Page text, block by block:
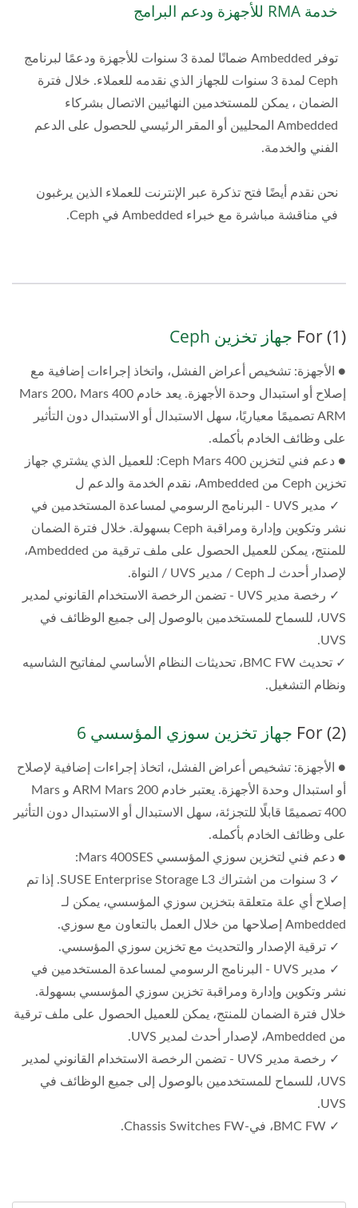
خدمة RMA للأجهزة ودعم البرامج
توفر Ambedded ضمانًا لمدة 3 سنوات للأجهزة ودعمًا لبرنامج
Ceph لمدة 3 سنوات للجهاز الذي نقدمه للعملاء. خلال فترة
الضمان ، يمكن للمستخدمين النهائيين الاتصال بشركاء
Ambedded المحليين أو المقر الرئيسي للحصول على الدعم
الفني والخدمة.
نحن نقدم أيضًا فتح تذكرة عبر الإنترنت للعملاء الذين يرغبون
في مناقشة مباشرة مع خبراء Ambedded في Ceph.
(1) For جهاز تخزين Ceph
● الأجهزة: تشخيص أعراض الفشل، واتخاذ إجراءات إضافية مع
إصلاح أو استبدال وحدة الأجهزة. يعد خادم Mars 200، Mars 400
ARM تصميمًا معياريًا، سهل الاستبدال أو الاستبدال دون التأثير
على وظائف الخادم بأكمله.
● دعم فني لتخزين Ceph Mars 400: للعميل الذي يشتري جهاز
تخزين Ceph من Ambedded، نقدم الخدمة والدعم ل
✓ مدير UVS - البرنامج الرسومي لمساعدة المستخدمين في
نشر وتكوين وإدارة ومراقبة Ceph بسهولة. خلال فترة الضمان
للمنتج، يمكن للعميل الحصول على ملف ترقية من Ambedded،
لإصدار أحدث لـ Ceph / مدير UVS / النواة.
✓ رخصة مدير UVS - تضمن الرخصة الاستخدام القانوني لمدير
UVS، للسماح للمستخدمين بالوصول إلى جميع الوظائف في
UVS.
✓ تحديث BMC FW، تحديثات النظام الأساسي لمفاتيح الشاسيه
ونظام التشغيل.
(2) For جهاز تخزين سوزي المؤسسي 6
● الأجهزة: تشخيص أعراض الفشل، اتخاذ إجراءات إضافية لإصلاح
أو استبدال وحدة الأجهزة. يعتبر خادم ARM Mars 200 و Mars
400 تصميمًا قابلًا للتجزئة، سهل الاستبدال أو الاستبدال دون التأثير
على وظائف الخادم بأكمله.
● دعم فني لتخزين سوزي المؤسسي Mars 400SES:
✓ 3 سنوات من اشتراك SUSE Enterprise Storage L3. إذا تم
إصلاح أي علة متعلقة بتخزين سوزي المؤسسي، يمكن لـ
Ambedded إصلاحها من خلال العمل بالتعاون مع سوزي.
✓ ترقية الإصدار والتحديث مع تخزين سوزي المؤسسي.
✓ مدير UVS - البرنامج الرسومي لمساعدة المستخدمين في
نشر وتكوين وإدارة ومراقبة تخزين سوزي المؤسسي بسهولة.
خلال فترة الضمان للمنتج، يمكن للعميل الحصول على ملف ترقية
من Ambedded، لإصدار أحدث لمدير UVS.
✓ رخصة مدير UVS - تضمن الرخصة الاستخدام القانوني لمدير
UVS، للسماح للمستخدمين بالوصول إلى جميع الوظائف في
UVS.
✓ BMC FW، في-Chassis Switches FW.